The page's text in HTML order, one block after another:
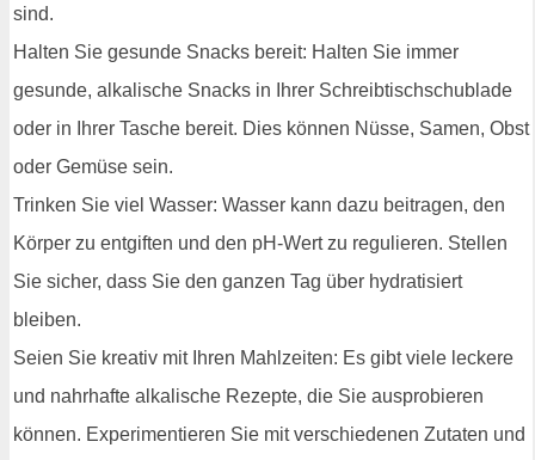
sind.
Halten Sie gesunde Snacks bereit: Halten Sie immer
gesunde, alkalische Snacks in Ihrer Schreibtischschublade
oder in Ihrer Tasche bereit. Dies können Nüsse, Samen, Obst
oder Gemüse sein.
Trinken Sie viel Wasser: Wasser kann dazu beitragen, den
Körper zu entgiften und den pH-Wert zu regulieren. Stellen
Sie sicher, dass Sie den ganzen Tag über hydratisiert
bleiben.
Seien Sie kreativ mit Ihren Mahlzeiten: Es gibt viele leckere
und nahrhafte alkalische Rezepte, die Sie ausprobieren
können. Experimentieren Sie mit verschiedenen Zutaten und